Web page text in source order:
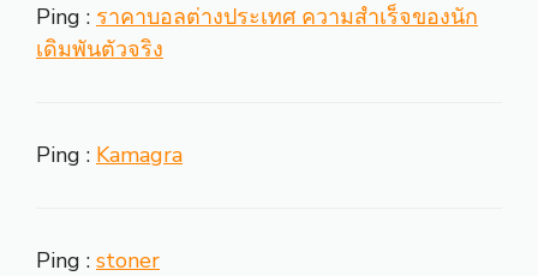
Ping : ราคาบอลต่างประเทศ ความสำเร็จของนัก
เดิมพันตัวจริง
Ping : Kamagra
Ping : stoner